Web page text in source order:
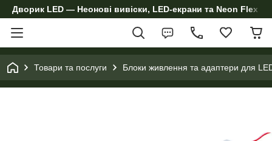
Дворик LED — Неонові вивіски, LED-екрани та Neon Flex
Товари та послуги Блоки живлення та адаптери для